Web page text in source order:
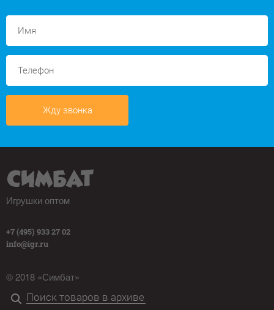
Жду звонка
Игрушки оптом
+7 (495) 933 27 02
info@igr.ru
© 2018 «Симбат»